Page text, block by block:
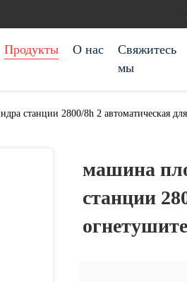
Продукты О нас
Свяжитесь
мы
станции 2800/8h 2 автоматическая
машина
станции